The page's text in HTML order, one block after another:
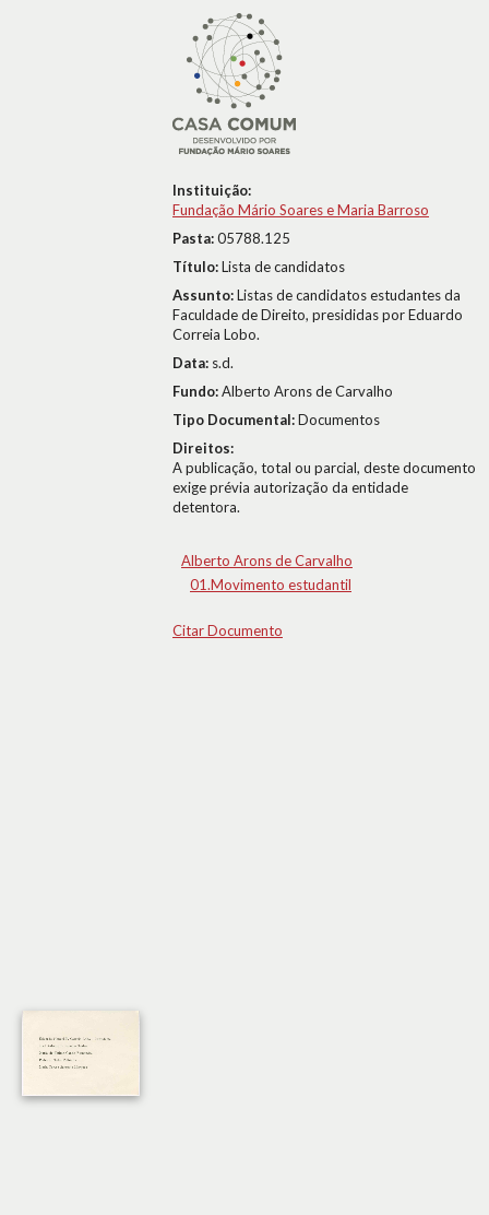
Instituição:
Fundação Mário Soares e Maria Barroso
Pasta:05788.125
Título:Lista de candidatos
Assunto:Listas de candidatos estudantes da
Faculdade de Direito, presididas por Eduardo
Correia Lobo.
Data: s.d.
Fundo:Alberto Arons de Carvalho
Tipo Documental:Documentos
Direitos:
A publicação, total ou parcial, deste documento
exige prévia autorização da entidade
detentora.
Alberto Arons de Carvalho
01.Movimento estudantil
Citar Documento